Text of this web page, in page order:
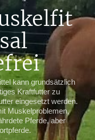
kann grundsätzlich
Kraftfutter zu
eingesetzt werden.
Muskelproblemen,
Pferde, aber